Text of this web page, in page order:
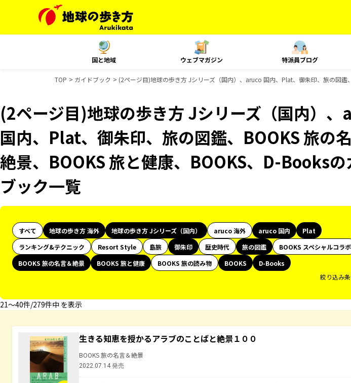
国と地域 ウェブマガジン 特派員ブログ
TOP ガイドブック (2ページ目)地球の歩き方 Jシリーズ（国内）、aruco 国内、Plat、御朱印、旅の図
(2ページ目)地球の歩き方 Jシリーズ（国内）、
国内、Plat、御朱印、旅の図鑑、BOOKS 旅の
絶景、BOOKS 旅と健康、BOOKS、D-Booksの
ブック一覧
すべて 地球の歩き方 海外 地球の歩き方 Jシリーズ（国内） aruco 海外 aruco 国内
Plat
ランキング&テクニック
Resort Style 島旅 御朱印 歴史時代 旅の図鑑
BOOKS スペシャルコラボ
BOOKS 旅の名言＆絶景
BOOKS 旅と健康 BOOKS 旅の読み物 BOOKS
D-Books
絞り込み
21〜40件/279件中 を表示
生きる知恵を授かるアラブのことばと絶景１００
BOOKS 旅の名言＆絶景
2022.07.14 発売